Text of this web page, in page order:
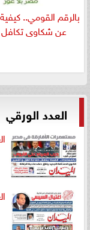
بالرقم القومي..
عن شكاوى تكافل
العدد الورقي